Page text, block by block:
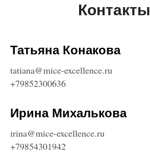
Контакты
Татьяна Конакова
tatiana@mice-excellence.ru
+79852300636
Ирина Михалькова
irina@mice-excellence.ru
+79854301942